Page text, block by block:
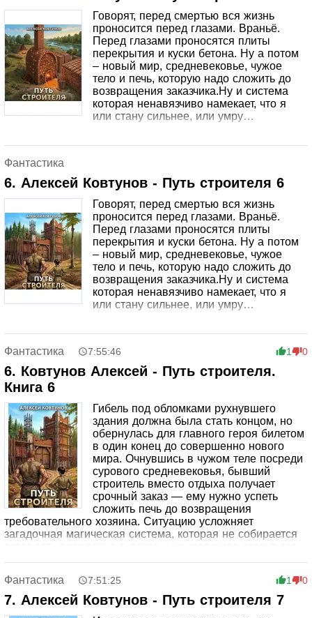
Говорят, перед смертью вся жизнь
проносится перед глазами. Враньё.
Перед глазами проносятся плиты
перекрытия и куски бетона. Ну а потом
– новый мир, средневековье, чужое
тело и печь, которую надо сложить до
возвращения заказчика.Ну и система
которая ненавязчиво намекает, что я
или стану сильнее, или умру…
Фантастика
6. Алексей Ковтунов - Путь строителя 6
Говорят, перед смертью вся жизнь
проносится перед глазами. Враньё.
Перед глазами проносятся плиты
перекрытия и куски бетона. Ну а потом
– новый мир, средневековье, чужое
тело и печь, которую надо сложить до
возвращения заказчика.Ну и система
которая ненавязчиво намекает, что я
или стану сильнее, или умру…
Фантастика 7:55:46 1 0
6. Ковтунов Алексей - Путь строителя.
Книга 6
Гибель под обломками рухнувшего
здания должна была стать концом, но
обернулась для главного героя билетом
в один конец до совершенно нового
мира. Очнувшись в чужом теле посреди
сурового средневековья, бывший
строитель вместо отдыха получает
срочный заказ — ему нужно успеть
сложить печь до возвращения
требовательного хозяина. Ситуацию усложняет
загадочная магическая система, которая не собирается
новые правила игры или просто умереть.
Фантастика 7:51:25 1 0
7. Алексей Ковтунов - Путь строителя 7